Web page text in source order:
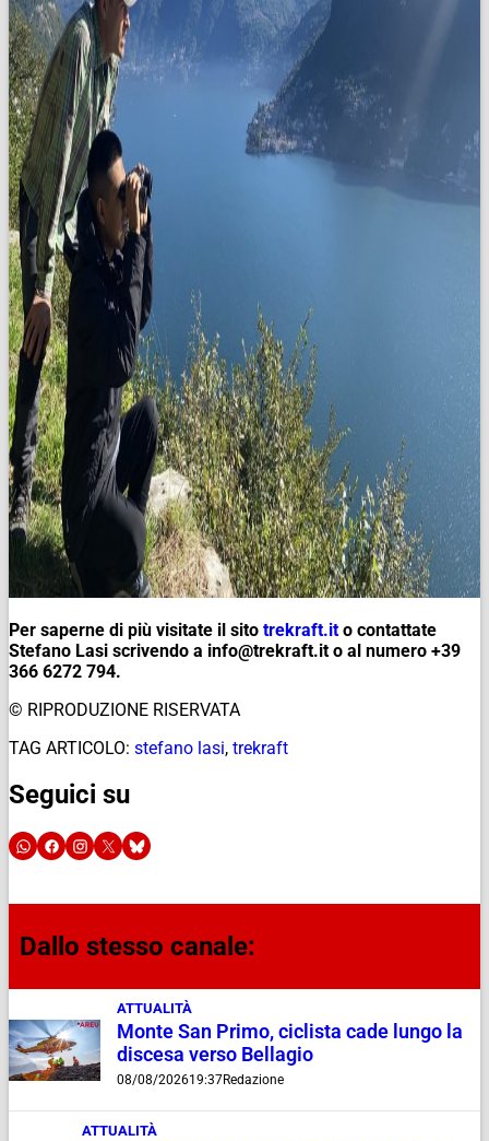
Per saperne di più visitate il sito trekraft.it o contattate
Stefano Lasi scrivendo a info@trekraft.it o al numero +39
366 6272 794.
© RIPRODUZIONE RISERVATA
TAG ARTICOLO: stefano lasi, trekraft
Seguici su
Dallo stesso canale:
ATTUALITÀ
Monte San Primo, ciclista cade lungo la
discesa verso Bellagio
08/08/202619:37Redazione
ATTUALITÀ